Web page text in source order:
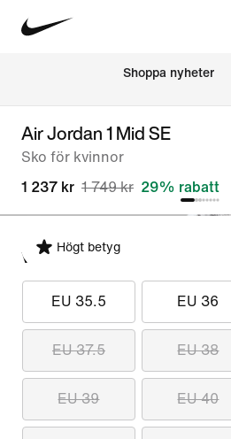
Shoppa nyheter
Air Jordan 1 Mid SE
Sko för kvinnor
1 237 kr 1 749 kr 29% rabatt
Högt betyg
Välj storlek
EU 35.5 EU 36
EU 37.5 EU 38
EU 39 EU 40